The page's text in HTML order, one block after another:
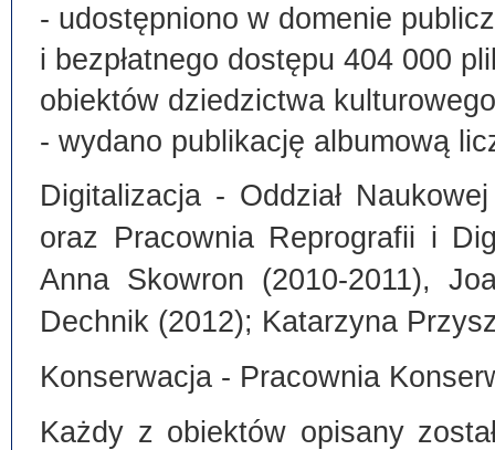
- udostępniono w domenie
i bezpłatnego dostępu 404 000
obiektów dziedzictwa kulturowego
- wydano publikację albumową
Digitalizacja - Oddział
oraz Pracownia Reprografii i
Anna Skowron (2010-2011),
Dechnik (2012); Katarzyna
Konserwacja - Pracownia
Każdy z obiektów opisany